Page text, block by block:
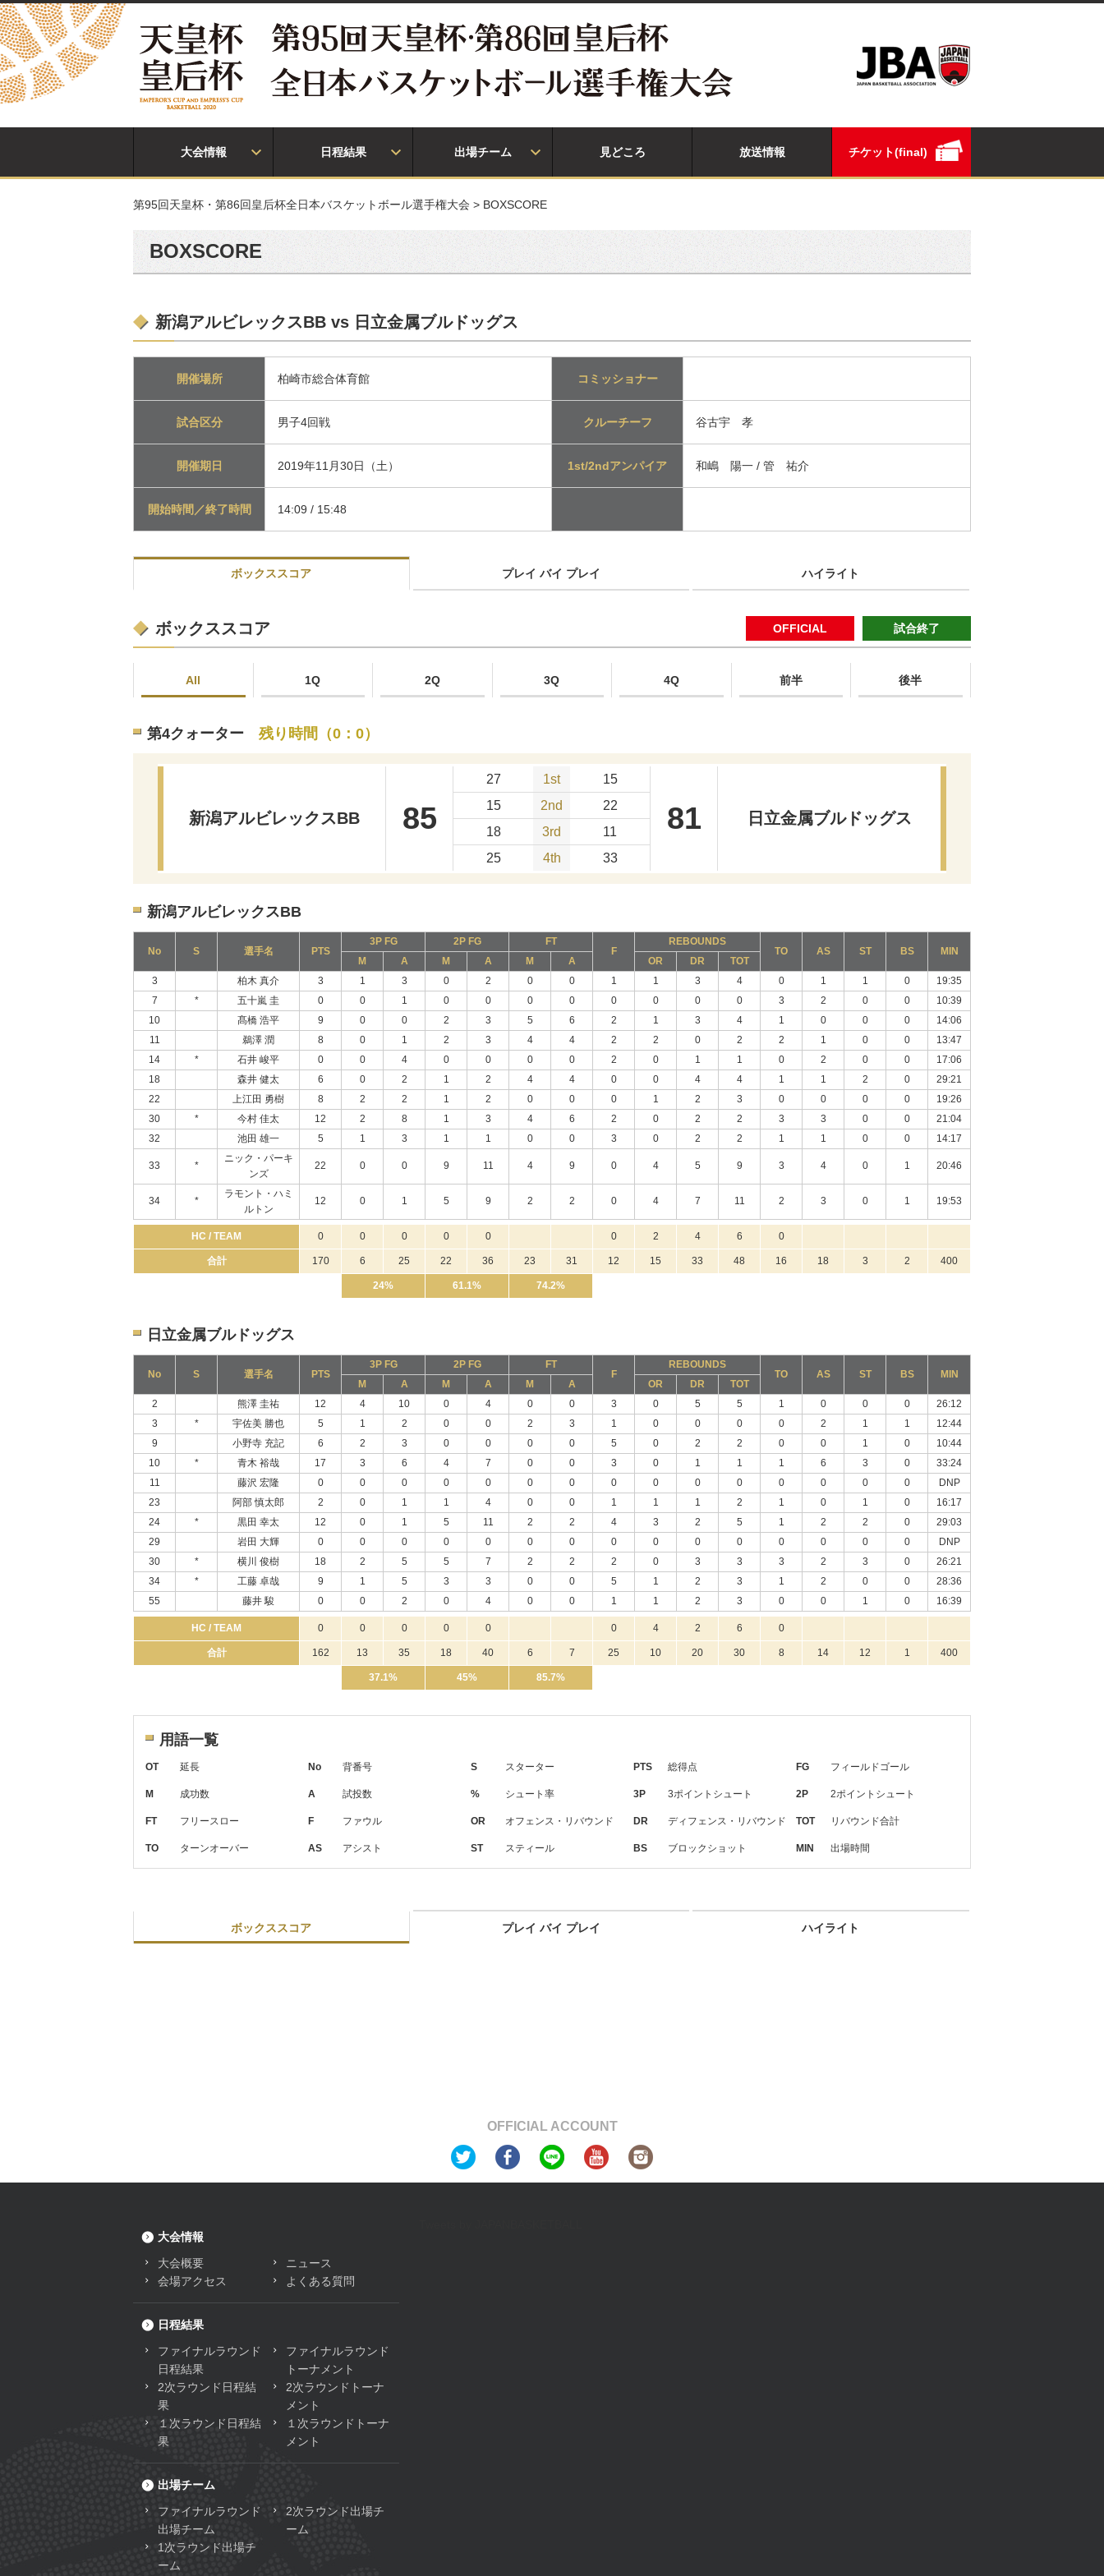
大会情報 日程結果 出場チーム 見どころ 放送情報 チケット(final)
第95回天皇杯・第86回皇后杯全日本バスケットボール選手権大会 > BOXSCORE
BOXSCORE
新潟アルビレックスBB vs 日立金属ブルドッグス
開催場所 柏崎市総合体育館 コミッショナー
試合区分 男子4回戦 クルーチーフ 谷古宇 孝
開催期日 2019年11月30日（土） 1st/2ndアンパイア 和嶋 陽一 / 管 祐介
開始時間／終了時間 14:09 / 15:48
ボックススコア プレイ バイ プレイ ハイライト
ボックススコア OFFICIAL 試合終了
All 1Q 2Q 3Q 4Q 前半 後半
第4クォーター 残り時間（0：0）
新潟アルビレックスBB 85
27 1st 15
81 日立金属ブルドッグス
15 2nd
22
18
3rd
11
25
4th 33
新潟アルビレックスBB
No S 選手名 PTS
3P FG 2P FG
FT
F
REBOUNDS
TO
AS ST BS
MIN
M
A M A M A OR DR
TOT
3
柏木 真介 3 1 3 0 2 0 0 1 1 3 4 0 1 1 0
19:35
7
* 五十嵐 圭 0 0 1 0 0 0 0 0 0 0 0 3 2 0 0
10:39
10
髙橋 浩平 9 0 0 2 3 5 6 2 1 3 4 1 0 0 0
14:06
11
鵜澤 潤 8 0 1 2 3 4 4 2 2 0 2 2 1 0 0
13:47
14
* 石井 峻平 0 0 4 0 0 0 0 2 0 1 1 0 2 0 0
17:06
18
森井 健太 6 0 2 1 2 4 4 0 0 4 4 1 1 2 0
29:21
22
上江田 勇樹 8 2 2 1 2 0 0 0 1 2 3 0 0 0 0
19:26
30
* 今村 佳太 12 2 8 1 3 4 6 2 0 2 2 3 3 0 0
21:04
32
池田 雄一 5 1 3 1 1 0 0 3 0 2 2 1 1 0 0 14:17
33 *
ニック・パーキ
ンズ
22 0 0 9 11 4 9 0 4 5 9 3 4 0 1 20:46
34 *
ラモント・ハミ
ルトン
12 0 1 5 9 2 2 0 4 7 11 2 3 0 1 19:53
HC / TEAM 0 0 0 0 0 0 2 4 6 0
合計 170 6 25 22 36 23 31 12 15 33 48 16 18 3 2 400
24% 61.1% 74.2%
日立金属ブルドッグス
No S 選手名 PTS
3P FG 2P FG
FT
F
REBOUNDS
TO
AS ST BS
MIN
M
A M A M A OR DR
TOT
2
熊澤 圭祐 12 4 10 0 4 0 0 3 0 5 5 1 0 0 0
26:12
3
* 宇佐美 勝也 5 1 2 0 0 2 3 1 0 0 0 0 2 1 1
12:44
9
小野寺 充記 6 2 3 0 0 0 0 5 0 2 2 0 0 1 0
10:44
10
* 青木 裕哉 17 3 6 4 7 0 0 3 0 1 1 1 6 3 0
33:24
11
藤沢 宏隆 0 0 0 0 0 0 0 0 0 0 0 0 0 0 0
DNP
23
阿部 慎太郎 2 0 1 1 4 0 0 1 1 1 2 1 0 1 0
16:17
24
* 黒田 幸太 12 0 1 5 11 2 2 4 3 2 5 1 2 2 0
29:03
29
岩田 大輝 0 0 0 0 0 0 0 0 0 0 0 0 0 0 0
DNP
30
* 横川 俊樹 18 2 5 5 7 2 2 2 0 3 3 3 2 3 0
26:21
34
* 工藤 卓哉 9 1 5 3 3 0 0 5 1 2 3 1 2 0 0
28:36
55
藤井 駿 0 0 2 0 4 0 0 1 1 2 3 0 0 1 0 16:39
HC / TEAM 0 0 0 0 0 0 4 2 6 0
合計 162 13 35 18 40 6 7 25 10 20 30 8 14 12 1 400
37.1% 45% 85.7%
用語一覧
OT 延長 No 背番号 S スターター PTS 総得点 FG フィールドゴール
M 成功数 A 試投数 % シュート率 3P 3ポイントシュート 2P 2ポイントシュート
FT フリースロー F ファウル OR オフェンス・リバウンド DR ディフェンス・リバウンド TOT リバウンド合計
TO ターンオーバー AS アシスト ST スティール BS ブロックショット MIN 出場時間
ボックススコア プレイ バイ プレイ ハイライト
OFFICIAL ACCOUNT
大会情報
大会概要
ニュース
会場アクセス
よくある質問
日程結果
ファイナルラウンド
日程結果
ファイナルラウンド
トーナメント
2次ラウンド日程結
果
2次ラウンドトーナ
メント
１次ラウンド日程結
果
１次ラウンドトーナ
メント
出場チーム
ファイナルラウンド
出場チーム
2次ラウンド出場チ
ーム
1次ラウンド出場チ
ーム